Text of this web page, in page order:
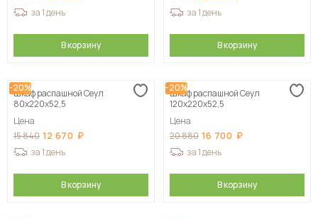
за 1 день
В корзину
за 1 день
В корзину
-20%
Шкаф распашной Сеул
80х220х52,5
Цена
15 840 12 670
за 1 день
В корзину
-20%
Шкаф распашной Сеул
120х220х52,5
Цена
20 880 16 700
за 1 день
В корзину